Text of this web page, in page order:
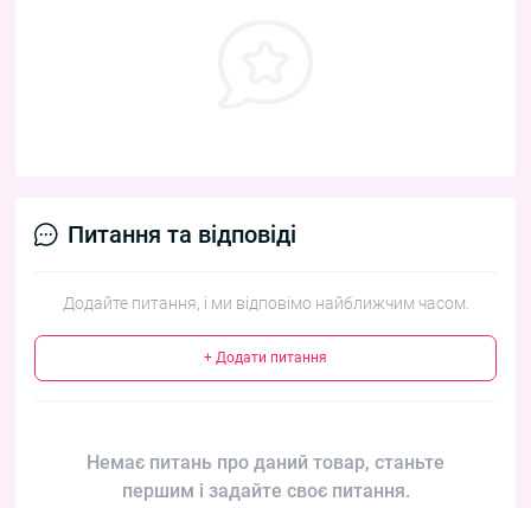
Питання та відповіді
Додайте питання, і ми відповімо найближчим часом.
+ Додати питання
Немає питань про даний товар, станьте
першим і задайте своє питання.